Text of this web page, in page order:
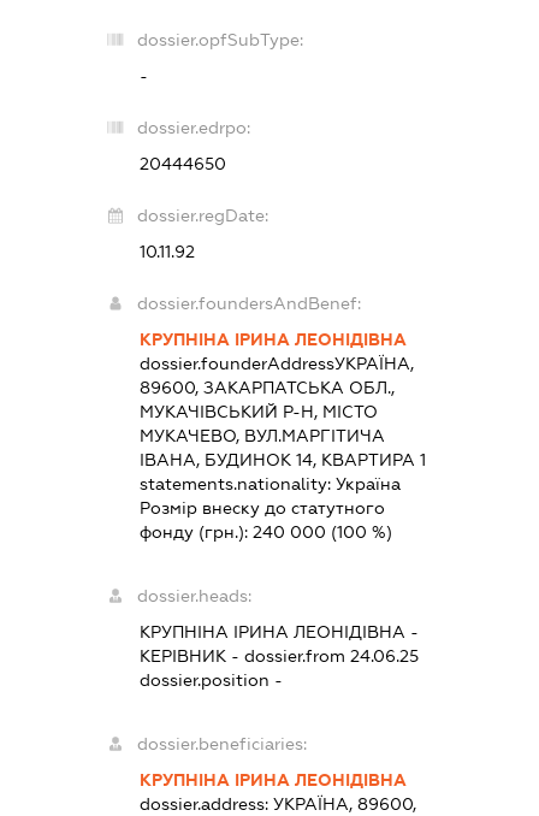
dossier.opfSubType:
-
dossier.edrpo:
20444650
dossier.regDate:
10.11.92
dossier.foundersAndBenef:
КРУПНІНА ІРИНА ЛЕОНІДІВНА
dossier.founderAddressУКРАЇНА,
89600, ЗАКАРПАТСЬКА ОБЛ.,
МУКАЧІВСЬКИЙ Р-Н, МІСТО
МУКАЧЕВО, ВУЛ.МАРГІТИЧА
ІВАНА, БУДИНОК 14, КВАРТИРА 1
statements.nationality: Україна
Розмір внеску до статутного
фонду (грн.): 240 000 (100 %)
dossier.heads:
КРУПНІНА ІРИНА ЛЕОНІДІВНА -
КЕРІВНИК- dossier.from 24.06.25
dossier.position -
dossier.beneficiaries:
КРУПНІНА ІРИНА ЛЕОНІДІВНА
dossier.address: УКРАЇНА, 89600,